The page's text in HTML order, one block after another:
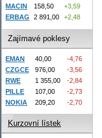
MACIN
158,50
+3,59
ERBAG
2 891,00 +2,48
Zajímavé poklesy
EMAN 40,00
-4,76
CZGCE
976,00
-3,56
RWE
1 355,00
-2,84
PILLE
107,00
-2,73
NOKIA
209,20 -2,70
Kurzovní lístek